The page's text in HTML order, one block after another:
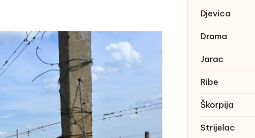
Djevica
Drama
Jarac
Ribe
Škorpija
Strijelac